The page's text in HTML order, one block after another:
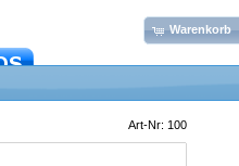
Warenkorb
Art-Nr: 100